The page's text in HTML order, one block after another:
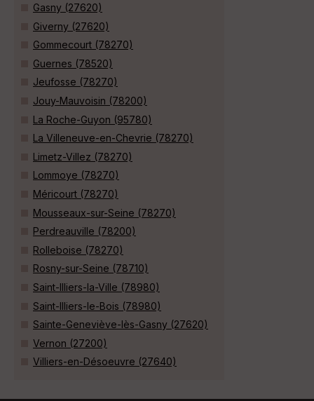
Gasny (27620)
Giverny (27620)
Gommecourt (78270)
Guernes (78520)
Jeufosse (78270)
Jouy-Mauvoisin (78200)
La Roche-Guyon (95780)
La Villeneuve-en-Chevrie (78270)
Limetz-Villez (78270)
Lommoye (78270)
Méricourt (78270)
Mousseaux-sur-Seine (78270)
Perdreauville (78200)
Rolleboise (78270)
Rosny-sur-Seine (78710)
Saint-Illiers-la-Ville (78980)
Saint-Illiers-le-Bois (78980)
Sainte-Geneviève-lès-Gasny (27620)
Vernon (27200)
Villiers-en-Désoeuvre (27640)